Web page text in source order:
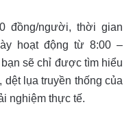
đồng/người, thời gian
hoạt động từ 8:00 –
sẽ chỉ được tìm hiểu
lụa truyền thống của
nghiệm thực tế.